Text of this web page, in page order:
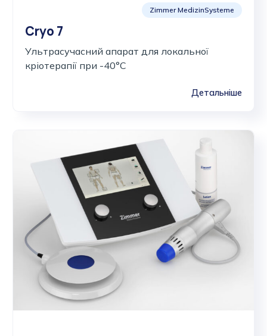
Zimmer MedizinSysteme
Cryo 7
Ультрасучасний апарат для локальної
кріотерапії при -40°C
Детальніше